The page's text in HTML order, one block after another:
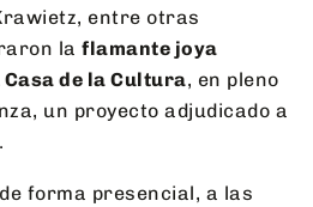
entre otras
la flamante joya
de la Cultura, en pleno
un proyecto adjudicado a
forma presencial, a las